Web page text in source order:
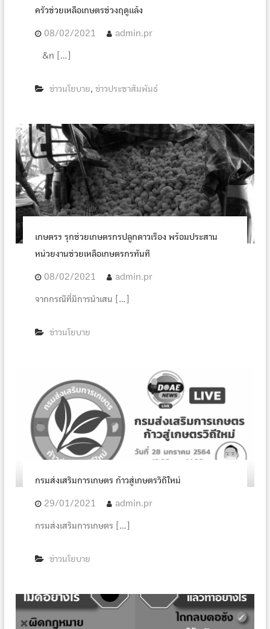
ครัวช่วยเหลือเกษตรช่วงฤดูแล้ง
08/02/2021 admin.pr
&n […]
ข่าวนโยบาย, ข่าวประชาสัมพันธ์
เกษตรฯ รุกช่วยเกษตรกรปลูกดาวเรือง พร้อมประสาน
หน่วยงานช่วยเหลือเกษตรกรทันที
08/02/2021 admin.pr
จากกรณีที่มีการนำเสน […]
ข่าวนโยบาย
กรมส่งเสริมการเกษตร ก้าวสู่เกษตรวิถีใหม่
29/01/2021 admin.pr
กรมส่งเสริมการเกษตร […]
ข่าวนโยบาย